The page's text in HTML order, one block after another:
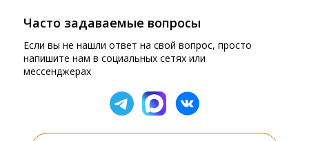
Часто задаваемые вопросы
Если вы не нашли ответ на свой вопрос, просто
напишите нам в социальных сетях или
мессенджерах